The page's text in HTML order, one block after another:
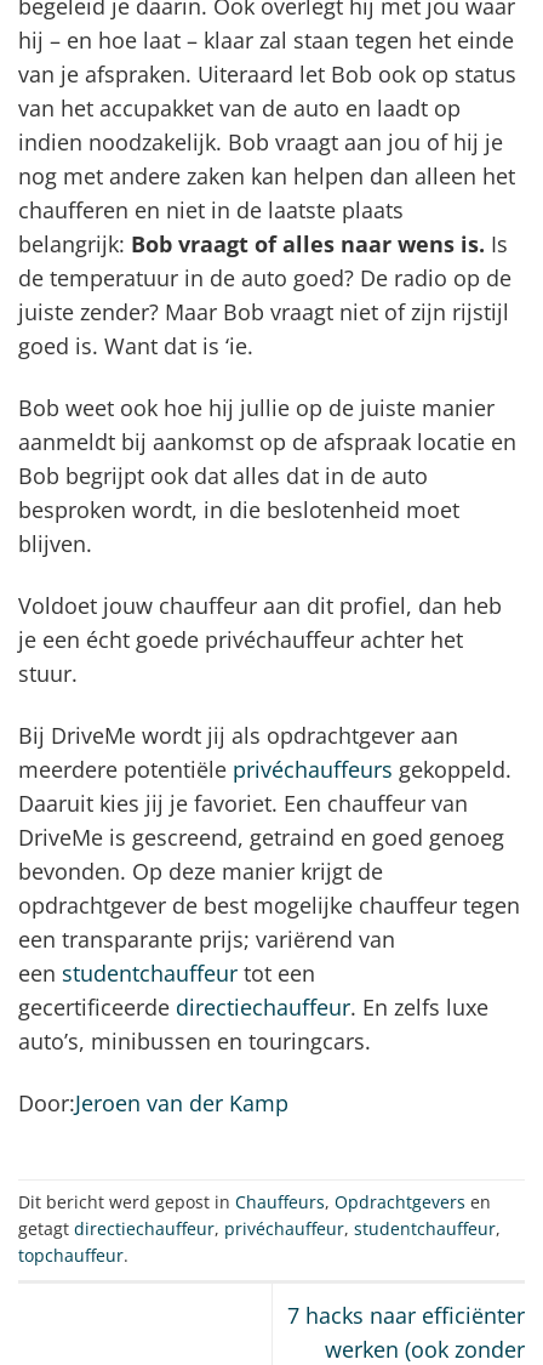
begeleid je daarin. Ook overlegt hij met jou waar
hij – en hoe laat – klaar zal staan tegen het einde
van je afspraken. Uiteraard let Bob ook op status
van het accupakket van de auto en laadt op
indien noodzakelijk. Bob vraagt aan jou of hij je
nog met andere zaken kan helpen dan alleen het
chaufferen en niet in de laatste plaats
belangrijk: Bob vraagt of alles naar wens is. Is
de temperatuur in de auto goed? De radio op de
juiste zender? Maar Bob vraagt niet of zijn rijstijl
goed is. Want dat is ‘ie.
Bob weet ook hoe hij jullie op de juiste manier
aanmeldt bij aankomst op de afspraak locatie en
Bob begrijpt ook dat alles dat in de auto
besproken wordt, in die beslotenheid moet
blijven.
Voldoet jouw chauffeur aan dit profiel, dan heb
je een écht goede privéchauffeur achter het
stuur.
Bij DriveMe wordt jij als opdrachtgever aan
meerdere potentiële privéchauffeurs gekoppeld.
Daaruit kies jij je favoriet. Een chauffeur van
DriveMe is gescreend, getraind en goed genoeg
bevonden. Op deze manier krijgt de
opdrachtgever de best mogelijke chauffeur tegen
een transparante prijs; variërend van
een studentchauffeur tot een
gecertificeerde directiechauffeur. En zelfs luxe
auto’s, minibussen en touringcars.
Door:Jeroen van der Kamp
Dit bericht werd gepost in Chauffeurs, Opdrachtgevers en
getagt directiechauffeur, privéchauffeur, studentchauffeur,
topchauffeur.
7 hacks naar efficiënter
werken (ook zonder